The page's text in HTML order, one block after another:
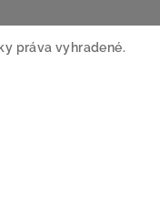
práva vyhradené.